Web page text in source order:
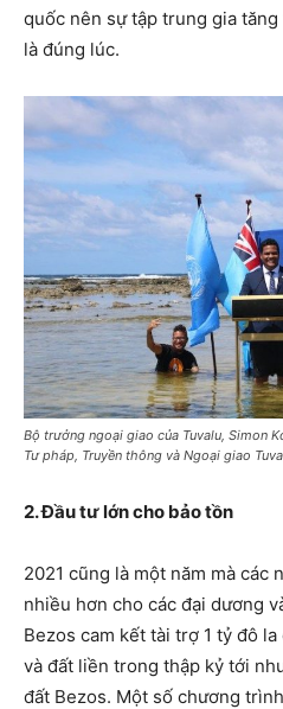
quốc nên sự tập trung gia
là đúng lúc.
Bộ trưởng ngoại giao của Tuvalu, Simon
Tư pháp, Truyền thông và Ngoại giao
2. Đầu tư lớn cho bảo tồn
2021 cũng là một năm mà các
nhiều hơn cho các đại dương
Bezos cam kết tài trợ 1 tỷ đô
và đất liền trong thập kỷ tới
đất Bezos. Một số chương